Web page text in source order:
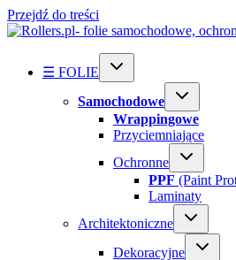
Przejdź do treści
☰ FOLIE
Samochodowe
Wrappingowe
Przyciemniające
Ochronne
PPF (Paint
Laminaty
Architektoniczne
Dekoracyjne